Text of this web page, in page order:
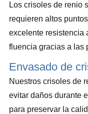
Los crisoles de renio
requieren altos
excelente resistencia
fluencia gracias a las
Envasado de
Nuestros crisoles de
evitar daños durante
para preservar la